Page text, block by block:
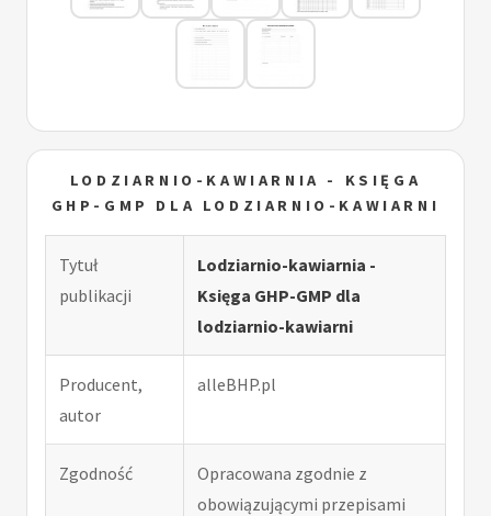
LODZIARNIO-KAWIARNIA - KSIĘGA
GHP-GMP DLA LODZIARNIO-KAWIARNI
Tytuł
publikacji
Lodziarnio-kawiarnia -
Księga GHP-GMP dla
lodziarnio-kawiarni
Producent,
autor
alleBHP.pl
Zgodność
Opracowana zgodnie z
obowiązującymi przepisami